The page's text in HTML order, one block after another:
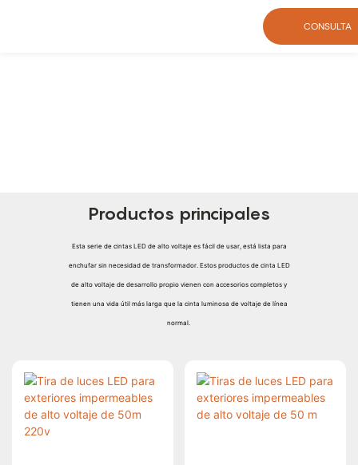
CONSULTA
Productos principales
Esta serie de cintas LED de alto voltaje es fácil de usar, está lista para
enchufar sin necesidad de transformador. Estos productos de cinta LED
de alto voltaje de desarrollo propio vienen con accesorios completos y
tienen una vida útil más larga que la cinta luminosa de voltaje de línea
normal.